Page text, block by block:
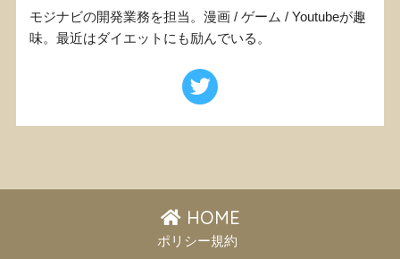
モジナビの開発業務を担当。漫画 / ゲーム / Youtubeが趣
味。最近はダイエットにも励んでいる。
HOME
ポリシー規約